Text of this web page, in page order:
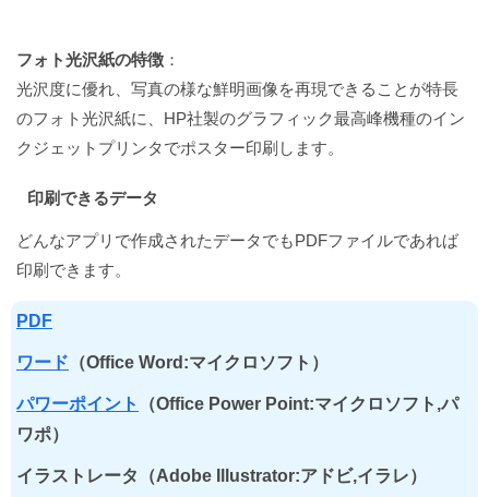
フォト光沢紙の特徴 ：
光沢度に優れ、写真の様な鮮明画像を再現できることが特長
のフォト光沢紙に、HP社製のグラフィック最高峰機種のイン
クジェットプリンタでポスター印刷します。
印刷できるデータ
どんなアプリで作成されたデータでもPDFファイルであれば
印刷できます。
PDF
ワード （Office Word:マイクロソフト）
パワーポイント
（Office Power Point:マイクロソフト,パ
ワポ）
イラストレータ（Adobe Illustrator:アドビ,イラレ）